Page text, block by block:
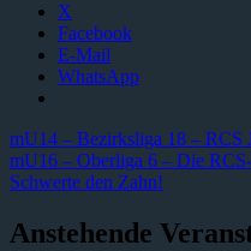
X
Facebook
E-Mail
WhatsApp
Beitragsnavigation
Vorheriger
Beitrag:
mU14 – Bezirksliga 18 – RCS
Nächster
Beitrag:
mU16 – Oberliga 6 – Die
Schwerte den Zahn!
Anstehende